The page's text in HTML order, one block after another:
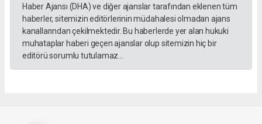
Haber Ajansı (DHA) ve diğer ajanslar tarafından eklenen tüm
haberler, sitemizin editörlerinin müdahalesi olmadan ajans
kanallarından çekilmektedir. Bu haberlerde yer alan hukuki
muhataplar haberi geçen ajanslar olup sitemizin hiç bir
editörü sorumlu tutulamaz...